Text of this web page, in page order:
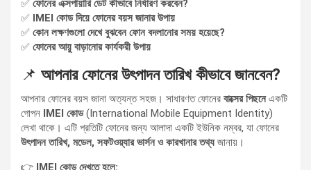
✅ ফোনের এক্সপায়ারি ডেট কীভাবে নির্ধারণ করবেন?
✅
IMEI কোড দিয়ে ফোনের বয়স জানার উপায়
✅ কোন লক্ষণগুলো দেখে বুঝবেন ফোন বদলানোর সময় হয়েছে?
✅ ফোনের আয়ু বাড়ানোর কার্যকরী উপায়
📌 আপনার ফোনের উৎপাদন তারিখ কীভাবে জানবেন?
আপনার ফোনের বয়স জানা অত্যন্ত সহজ। সাধারণত ফোনের বাক্সের পিছনেএকটি
গোপন
IMEI কোড(International Mobile Equipment Identity)
লেখা থাকে। এটি প্রতিটি ফোনের জন্য আলাদা একটি ইউনিক নম্বর, যা ফোনের
উৎপাদন তারিখ, মডেল, সফটওয়্যার ভার্সন ও কারখানার তথ্য জানায়।
👉
IMEI কোড দেখতে হলে: